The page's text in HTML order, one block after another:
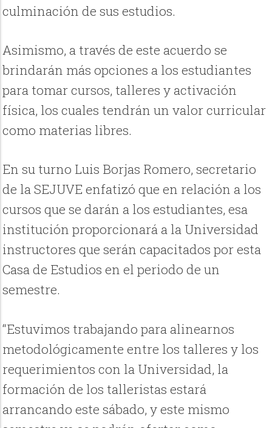
culminación de sus estudios.
Asimismo, a través de este acuerdo se
brindarán más opciones a los estudiantes
para tomar cursos, talleres y activación
física, los cuales tendrán un valor curricular
como materias libres.
En su turno Luis Borjas Romero, secretario
de la SEJUVE enfatizó que en relación a los
cursos que se darán a los estudiantes, esa
institución proporcionará a la Universidad
instructores que serán capacitados por esta
Casa de Estudios en el periodo de un
semestre.
“Estuvimos trabajando para alinearnos
metodológicamente entre los talleres y los
requerimientos con la Universidad, la
formación de los talleristas estará
arrancando este sábado, y este mismo